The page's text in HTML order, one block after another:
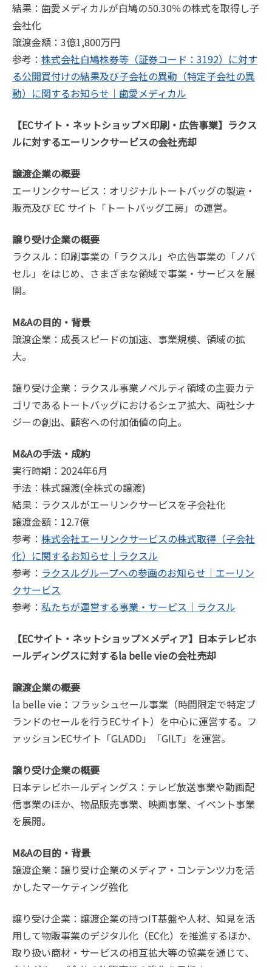
結果：歯愛メディカルが白鳩の50.30％の株式を取得し子
会社化
譲渡金額：3億1,800万円
参考： 株式会社白鳩株券等（証券コード：3192）に対す
る公開買付けの結果及び子会社の異動（特定子会社の異
動）に関するお知らせ｜歯愛メディカル
【ECサイト・ネットショップ×印刷・広告事業】ラクス
ルに対するエーリンクサービスの会社売却
譲渡企業の概要
エーリンクサービス：オリジナルトートバッグの製造・
販売及び EC サイト「トートバッグ工房」の運営。
譲り受け企業の概要
ラクスル：印刷事業の「ラクスル」や広告事業の「ノバ
セル」をはじめ、さまざまな領域で事業・サービスを展
開。
M&Aの目的・背景
譲渡企業：成長スピードの加速、事業規模、領域の拡
大。
譲り受け企業：ラクスル事業ノベルティ領域の主要カテ
ゴリであるトートバッグにおけるシェア拡大、両社シナ
ジーの創出、顧客への付加価値の向上。
M&Aの手法・成約
実行時期：2024年6月
手法：株式譲渡(全株式の譲渡)
結果：ラクスルがエーリンクサービスを子会社化
譲渡金額：12.7億
参考： 株式会社エーリンクサービスの株式取得（子会社
化）に関するお知らせ｜ラクスル
参考： ラクスルグループへの参画のお知らせ｜エーリン
クサービス
参考： 私たちが運営する事業・サービス｜ラクスル
【ECサイト・ネットショップ×メディア】日本テレビホ
ールディングスに対するla belle vieの会社売却
譲渡企業の概要
la belle vie：フラッシュセール事業（時間限定で特定ブ
ランドのセールを行うECサイト）を中心に運営する。フ
ァッションECサイト「GLADD」「GILT」を運営。
譲り受け企業の概要
日本テレビホールディングス：テレビ放送事業や動画配
信事業のほか、物品販売事業、映画事業、イベント事業
を展開。
M&Aの目的・背景
譲渡企業：譲り受け企業のメディア・コンテンツ力を活
かしたマーケティング強化
譲り受け企業：譲渡企業の持つIT基盤や人材、知見を活
用して物販事業のデジタル化（EC化）を推進するほか、
取り扱い商材・サービスの相互拡大等の協業を通じて、